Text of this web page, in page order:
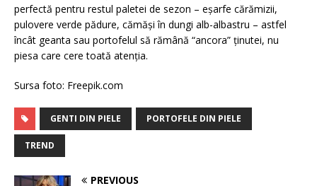
perfectă pentru restul paletei de sezon – eșarfe cărămizii,
pulovere verde pădure, cămăși în dungi alb-albastru – astfel
încât geanta sau portofelul să rămână “ancora” ținutei, nu
piesa care cere toată atenția.
Sursa foto: Freepik.com
GENTI DIN PIELE PORTOFELE DIN PIELE
TREND
PREVIOUS